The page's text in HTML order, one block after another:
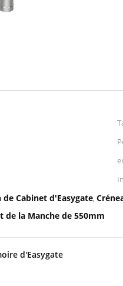
Cabinet d'Easygate,
la Manche de 550mm
d'Easygate